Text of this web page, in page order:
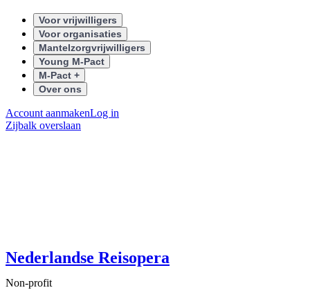
Voor vrijwilligers
Voor organisaties
Mantelzorgvrijwilligers
Young M-Pact
M-Pact +
Over ons
Account aanmakenLog in
Zijbalk overslaan
Nederlandse Reisopera
Non-profit